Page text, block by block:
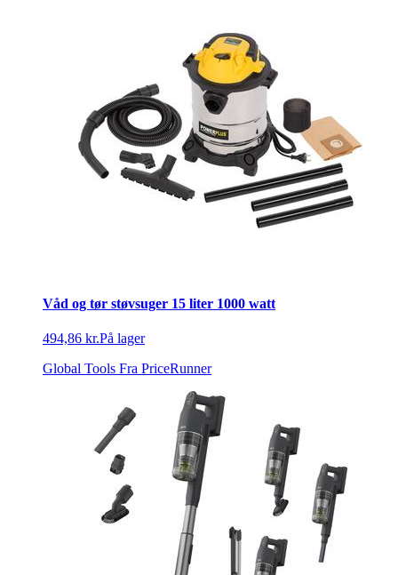
Våd og tør støvsuger 15 liter 1000 watt
494,86 kr.På lager
Global Tools Fra PriceRunner